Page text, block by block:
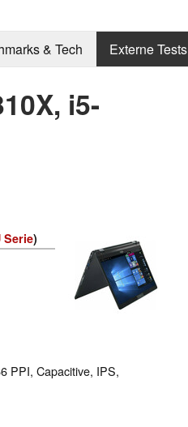
& Tech Externe Tests
i5-
Serie)
PPI, Capacitive, IPS,